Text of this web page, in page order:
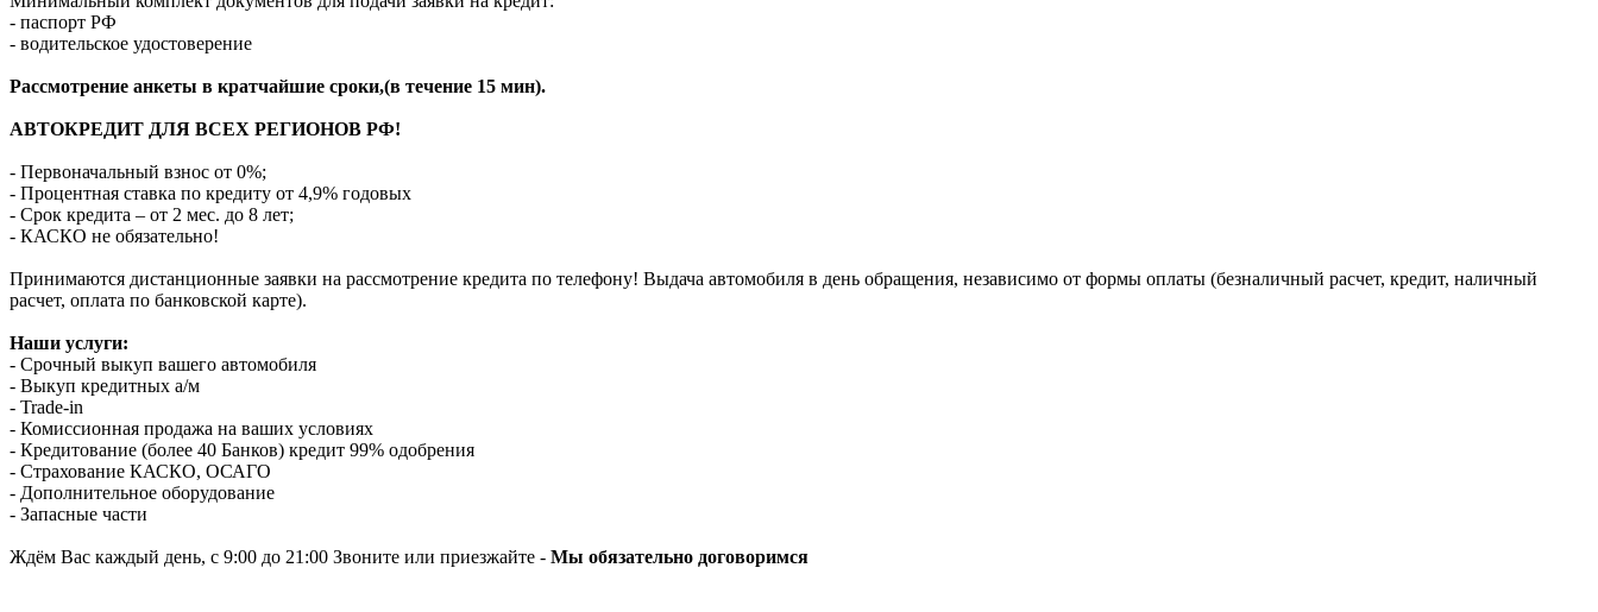
- паспорт РФ
- водительское удостоверение
Рассмотрение анкеты в кратчайшие сроки,(в течение 15 мин).
АВТОКРЕДИТ ДЛЯ ВСЕХ РЕГИОНОВ РФ!
- Первоначальный взнос от 0%;
- Процентная ставка по кредиту от 4,9% годовых
- Срок кредита – от 2 мес. до 8 лет;
- КАСКО не обязательно!
Принимаются дистанционные заявки на рассмотрение кредита по телефону! Выдача автомобиля в день обращения, независимо от формы оплаты (безналичный расчет, кредит, наличный
расчет, оплата по банковской карте).
Наши услуги:
- Срочный выкуп вашего автомобиля
- Выкуп кредитных а/м
- Trade-in
- Комиссионная продажа на ваших условиях
- Кредитование (более 40 Банков) кредит 99% одобрения
- Страхование КАСКО, ОСАГО
- Дополнительное оборудование
- Запасные части
Ждём Вас каждый день, с 9:00 до 21:00 Звоните или приезжайте - Мы обязательно договоримся